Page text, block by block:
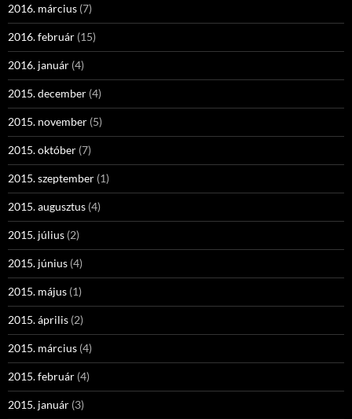
2016. március (7)
2016. február (15)
2016. január (4)
2015. december (4)
2015. november (5)
2015. október (7)
2015. szeptember (1)
2015. augusztus (4)
2015. július (2)
2015. június (4)
2015. május (1)
2015. április (2)
2015. március (4)
2015. február (4)
2015. január (3)